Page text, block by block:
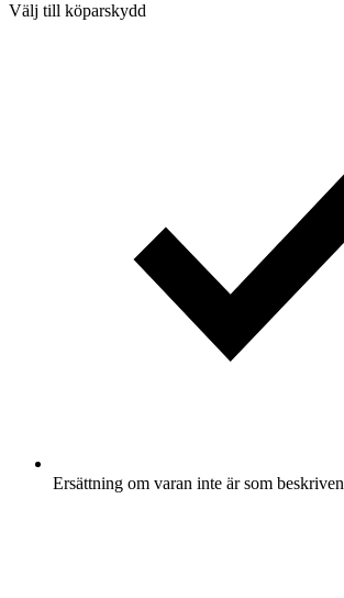
Välj till köparskydd
Ersättning om varan inte är som beskriven